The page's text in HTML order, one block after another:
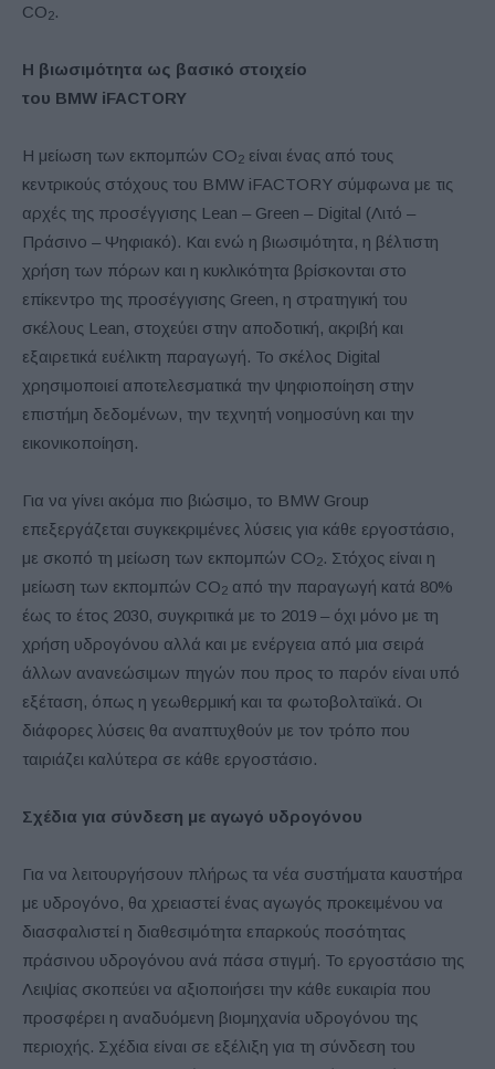
CO2.
Η βιωσιμότητα ως βασικό στοιχείο
του BMW iFACTORY
Η μείωση των εκπομπών CO2 είναι ένας από τους
κεντρικούς στόχους του BMW iFACTORY σύμφωνα με τις
αρχές της προσέγγισης Lean – Green – Digital (Λιτό –
Πράσινο – Ψηφιακό). Και ενώ η βιωσιμότητα, η βέλτιστη
χρήση των πόρων και η κυκλικότητα βρίσκονται στο
επίκεντρο της προσέγγισης Green, η στρατηγική του
σκέλους Lean, στοχεύει στην αποδοτική, ακριβή και
εξαιρετικά ευέλικτη παραγωγή. Το σκέλος Digital
χρησιμοποιεί αποτελεσματικά την ψηφιοποίηση στην
επιστήμη δεδομένων, την τεχνητή νοημοσύνη και την
εικονικοποίηση.
Για να γίνει ακόμα πιο βιώσιμο, το BMW Group
επεξεργάζεται συγκεκριμένες λύσεις για κάθε εργοστάσιο,
με σκοπό τη μείωση των εκπομπών CO2. Στόχος είναι η
μείωση των εκπομπών CO2 από την παραγωγή κατά 80%
έως το έτος 2030, συγκριτικά με το 2019 – όχι μόνο με τη
χρήση υδρογόνου αλλά και με ενέργεια από μια σειρά
άλλων ανανεώσιμων πηγών που προς το παρόν είναι υπό
εξέταση, όπως η γεωθερμική και τα φωτοβολταϊκά. Οι
διάφορες λύσεις θα αναπτυχθούν με τον τρόπο που
ταιριάζει καλύτερα σε κάθε εργοστάσιο.
Σχέδια για σύνδεση με αγωγό υδρογόνου
Για να λειτουργήσουν πλήρως τα νέα συστήματα καυστήρα
με υδρογόνο, θα χρειαστεί ένας αγωγός προκειμένου να
διασφαλιστεί η διαθεσιμότητα επαρκούς ποσότητας
πράσινου υδρογόνου ανά πάσα στιγμή. Το εργοστάσιο της
Λειψίας σκοπεύει να αξιοποιήσει την κάθε ευκαιρία που
προσφέρει η αναδυόμενη βιομηχανία υδρογόνου της
περιοχής. Σχέδια είναι σε εξέλιξη για τη σύνδεση του